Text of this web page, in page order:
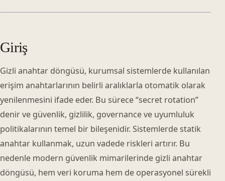
Giriş
Gizli anahtar döngüsü, kurumsal sistemlerde kullanılan
erişim anahtarlarının belirli aralıklarla otomatik olarak
yenilenmesini ifade eder. Bu sürece “secret rotation”
denir ve güvenlik, gizlilik, governance ve uyumluluk
politikalarının temel bir bileşenidir. Sistemlerde statik
anahtar kullanmak, uzun vadede riskleri artırır. Bu
nedenle modern güvenlik mimarilerinde gizli anahtar
döngüsü, hem veri koruma hem de operasyonel sürekli